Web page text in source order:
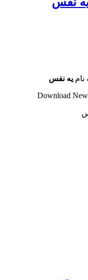
نام یه نفس
Download